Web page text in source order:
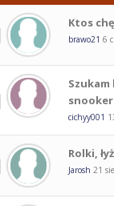
Ktos
brawo21 6
snooker
cichyy001
Rolki,
Jarosh 21